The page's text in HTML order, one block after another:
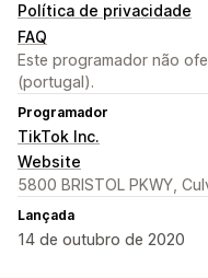
Política de privacidade
FAQ
Este programador não
(portugal).
Programador
TikTok Inc.
Website
5800 BRISTOL PKWY,
Lançada
14 de outubro de 2020